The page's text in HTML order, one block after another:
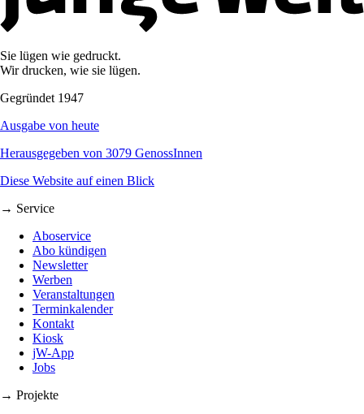
Sie lügen wie gedruckt.
Wir drucken, wie sie lügen.
Gegründet 1947
Ausgabe von heute
Herausgegeben von 3079 GenossInnen
Diese Website auf einen Blick
→ Service
Aboservice
Abo kündigen
Newsletter
Werben
Veranstaltungen
Terminkalender
Kontakt
Kiosk
jW-App
Jobs
→ Projekte